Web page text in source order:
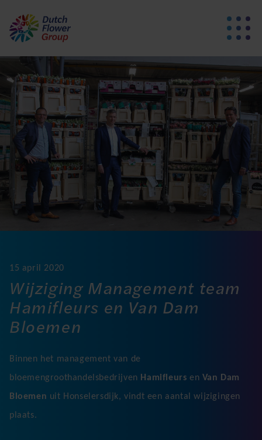
15 april 2020
Wijziging Management team
Hamifleurs en Van Dam
Bloemen
Binnen het management van de
bloemengroothandelsbedrijven Hamifleurs en Van Dam
Bloemen uit Honselersdijk, vindt een aantal wijzigingen
plaats.